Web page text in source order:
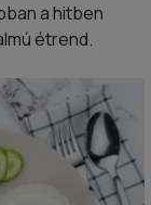
a hitben
étrend.